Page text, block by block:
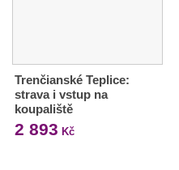
Trenčianské Teplice:
strava i vstup na
koupaliště
2 893 Kč